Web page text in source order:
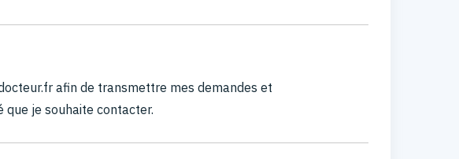
afin de transmettre mes demandes et
je souhaite contacter.